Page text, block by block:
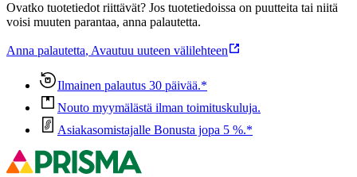
Ovatko tuotetiedot riittävät? Jos tuotetiedoissa on puutteita tai niitä
voisi muuten parantaa, anna palautetta.
Anna palautetta, Avautuu uuteen välilehteen
Ilmainen palautus 30 päivää.*
Nouto myymälästä ilman toimituskuluja.
Asiakasomistajalle Bonusta jopa 5 %.*